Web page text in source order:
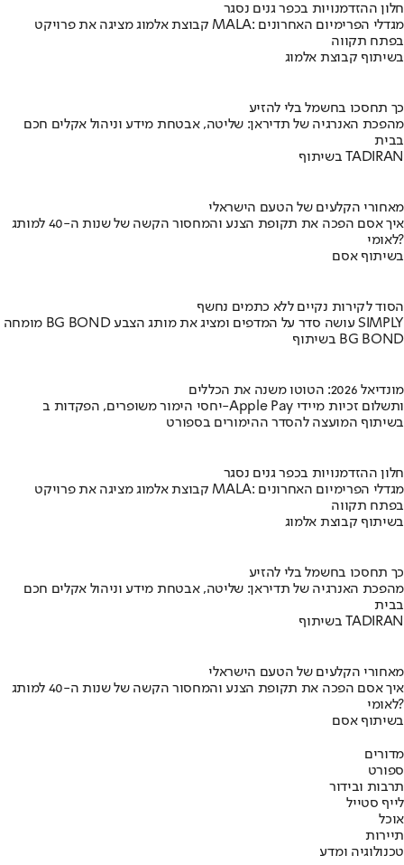
חלון ההזדמנויות בכפר גנים נסגר
קבוצת אלמוג מציגה את פרויקט MALA: מגדלי הפרימיום האחרונים
בפתח תקווה
בשיתוף קבוצת אלמוג
כך תחסכו בחשמל בלי להזיע
מהפכת האנרגיה של תדיראן: שליטה, אבטחת מידע וניהול אקלים חכם
בבית
בשיתוף TADIRAN
מאחורי הקלעים של הטעם הישראלי
איך אסם הפכה את תקופת הצנע והמחסור הקשה של שנות ה-40 למותג
לאומי?
בשיתוף אסם
הסוד לקירות נקיים ללא כתמים נחשף
מומחה BG BOND עושה סדר על המדפים ומציג את מותג הצבע SIMPLY
בשיתוף BG BOND
מונדיאל 2026: הטוטו משנה את הכללים
יחסי הימור משופרים, הפקדות ב-Apple Pay ותשלום זכיות מיידי
בשיתוף המועצה להסדר ההימורים בספורט
חלון ההזדמנויות בכפר גנים נסגר
קבוצת אלמוג מציגה את פרויקט MALA: מגדלי הפרימיום האחרונים
בפתח תקווה
בשיתוף קבוצת אלמוג
כך תחסכו בחשמל בלי להזיע
מהפכת האנרגיה של תדיראן: שליטה, אבטחת מידע וניהול אקלים חכם
בבית
בשיתוף TADIRAN
מאחורי הקלעים של הטעם הישראלי
איך אסם הפכה את תקופת הצנע והמחסור הקשה של שנות ה-40 למותג
לאומי?
בשיתוף אסם
מדורים
ספורט
תרבות ובידור
לייף סטייל
אוכל
תיירות
טכנולוגיה ומדע